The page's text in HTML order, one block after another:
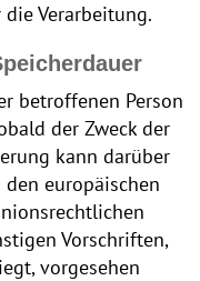
die Verarbeitung.
betroffenen Person
der Zweck der
kann darüber
europäischen
Vorschriften,
vorgesehen